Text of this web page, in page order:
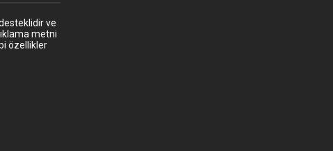
ve
metni
özellikler